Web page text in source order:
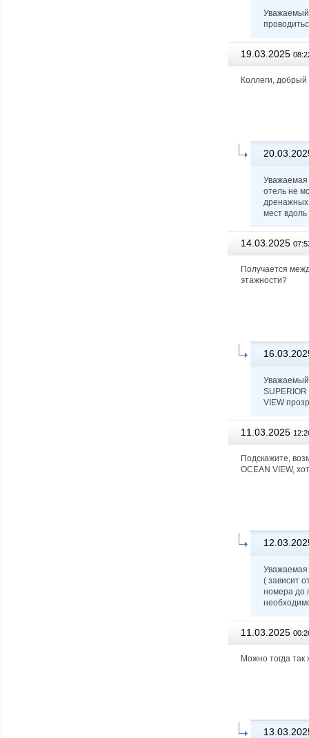
Уважаемый
19.03.2025
Коллеги,
Уважаемая
отель не
дренажных
мест
14.03.2025
Получается
этажности?
Уважаемый
VIEW
11.03.2025
Подскажите,
OCEAN VIEW,
Уважаемая
( зависит
номера до
11.03.2025
Можно тогда